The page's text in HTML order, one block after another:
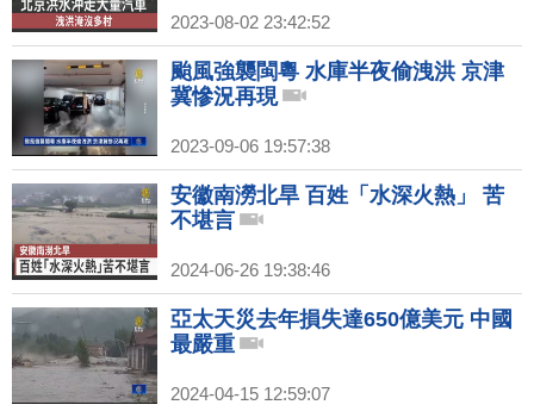
2023-08-02 23:42:52
颱風強襲閩粵 水庫半夜偷洩洪 京津
冀慘況再現
2023-09-06 19:57:38
安徽南澇北旱 百姓「水深火熱」 苦
不堪言
2024-06-26 19:38:46
亞太天災去年損失達650億美元 中國
最嚴重
2024-04-15 12:59:07